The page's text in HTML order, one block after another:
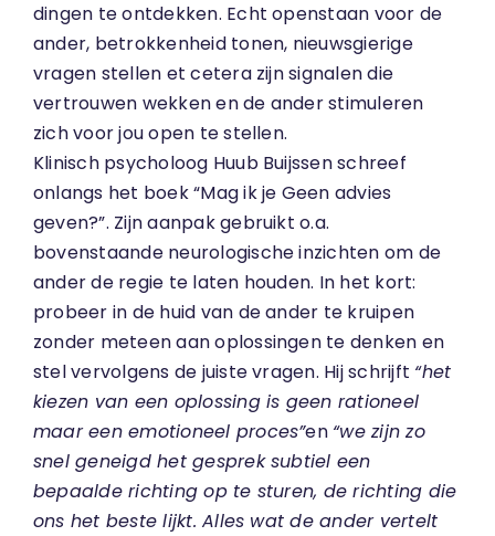
dingen te ontdekken. Echt openstaan voor de
ander, betrokkenheid tonen, nieuwsgierige
vragen stellen et cetera zijn signalen die
vertrouwen wekken en de ander stimuleren
zich voor jou open te stellen.
Klinisch psycholoog Huub Buijssen schreef
onlangs het boek “Mag ik je Geen advies
geven?”. Zijn aanpak gebruikt o.a.
bovenstaande neurologische inzichten om de
ander de regie te laten houden. In het kort:
probeer in de huid van de ander te kruipen
zonder meteen aan oplossingen te denken en
stel vervolgens de juiste vragen. Hij schrijft “het
kiezen van een oplossing is geen rationeel
maar een emotioneel proces”en “we zijn zo
snel geneigd het gesprek subtiel een
bepaalde richting op te sturen, de richting die
ons het beste lijkt. Alles wat de ander vertelt